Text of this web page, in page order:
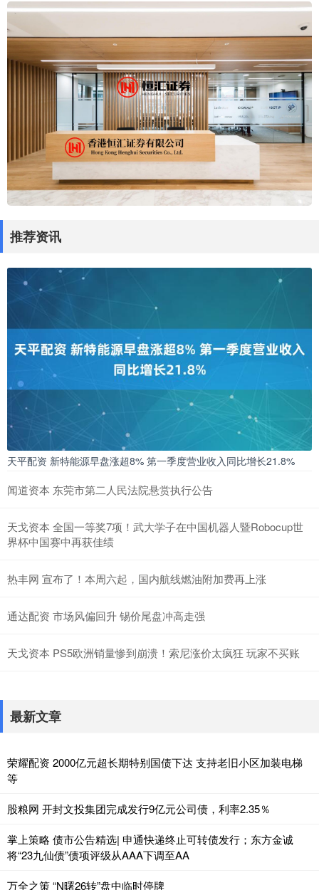
推荐资讯
天平配资 新特能源早盘涨超8% 第一季度营业收入同比增长21.8%
闻道资本 东莞市第二人民法院悬赏执行公告
天戈资本 全国一等奖7项！武大学子在中国机器人暨Robocup世
界杯中国赛中再获佳绩
热丰网 宣布了！本周六起，国内航线燃油附加费再上涨
通达配资 市场风偏回升 锡价尾盘冲高走强
天戈资本 PS5欧洲销量惨到崩溃！索尼涨价太疯狂 玩家不买账
最新文章
荣耀配资 2000亿元超长期特别国债下达 支持老旧小区加装电梯
等
股粮网 开封文投集团完成发行9亿元公司债，利率2.35％
掌上策略 债市公告精选| 申通快递终止可转债发行；东方金诚
将“23九仙债”债项评级从AAA下调至AA
万全之策 “N曙26转”盘中临时停牌